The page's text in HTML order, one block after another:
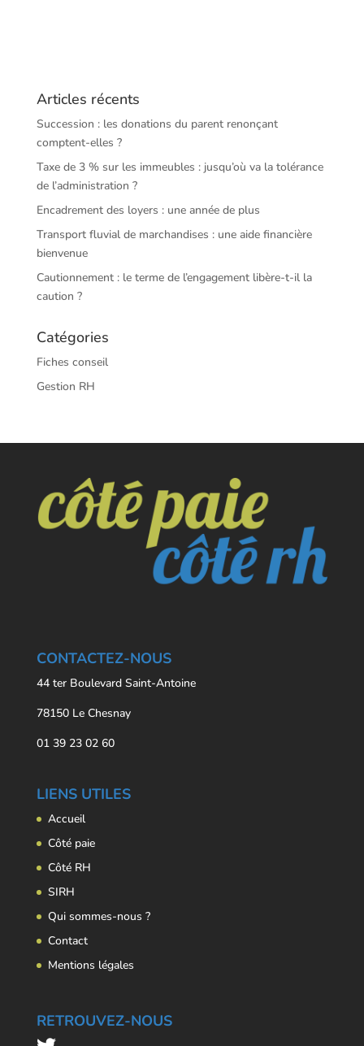
Articles récents
Succession : les donations du parent renonçant
comptent-elles ?
Taxe de 3 % sur les immeubles : jusqu’où va la tolérance
de l’administration ?
Encadrement des loyers : une année de plus
Transport fluvial de marchandises : une aide financière
bienvenue
Cautionnement : le terme de l’engagement libère-t-il la
caution ?
Catégories
Fiches conseil
Gestion RH
CONTACTEZ-NOUS
44 ter Boulevard Saint-Antoine
78150 Le Chesnay
01 39 23 02 60
LIENS UTILES
Accueil
Côté paie
Côté RH
SIRH
Qui sommes-nous ?
Contact
Mentions légales
RETROUVEZ-NOUS